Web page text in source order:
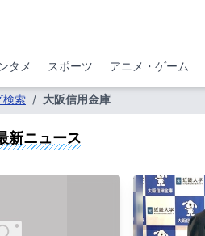
タメ スポーツ アニメ・ゲーム
検索 / 大阪信用金庫
新ニュース